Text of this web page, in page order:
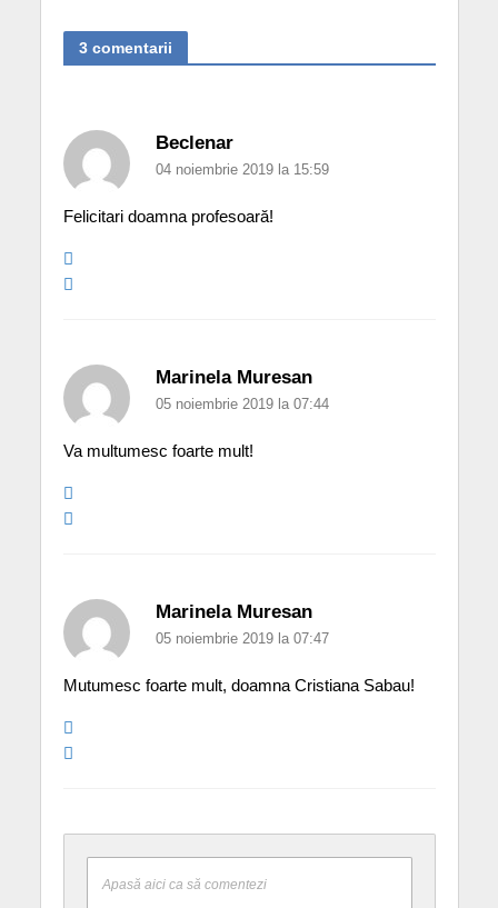
3 comentarii
Beclenar
04 noiembrie 2019 la 15:59
Felicitari doamna profesoară!
Marinela Muresan
05 noiembrie 2019 la 07:44
Va multumesc foarte mult!
Marinela Muresan
05 noiembrie 2019 la 07:47
Mutumesc foarte mult, doamna Cristiana Sabau!
Apasă aici ca să comentezi